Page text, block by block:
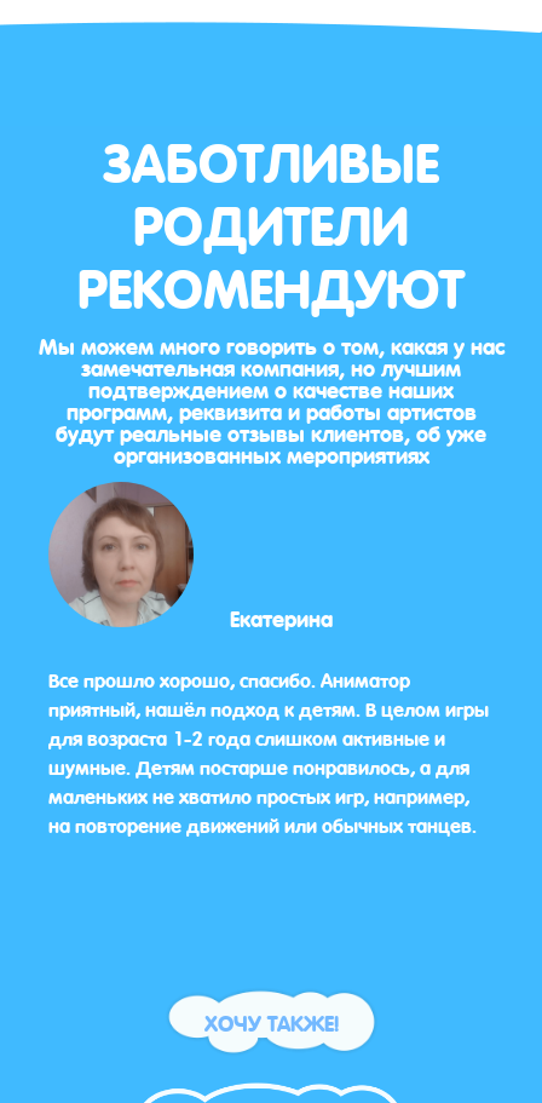
ЗАБОТЛИВЫЕ
РОДИТЕЛИ
РЕКОМЕНДУЮТ
Мы можем много говорить о том, какая у нас
замечательная компания, но лучшим
подтверждением о качестве наших
программ, реквизита и работы артистов
будут реальные отзывы клиентов, об уже
организованных мероприятиях
Екатерина
Все прошло хорошо, спасибо. Аниматор
приятный, нашёл подход к детям. В целом игры
для возраста 1-2 года слишком активные и
шумные. Детям постарше понравилось, а для
маленьких не хватило простых игр, например,
на повторение движений или обычных танцев.
ХОЧУ ТАКЖЕ!